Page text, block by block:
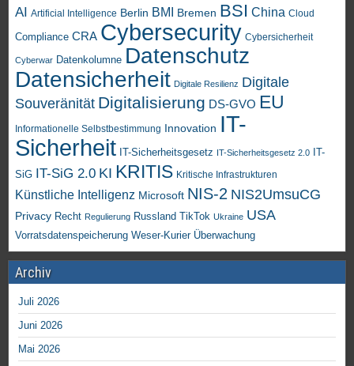
AI Artificial Intelligence Berlin BMI Bremen BSI China Cloud
Compliance CRA Cybersecurity Cybersicherheit
Cyberwar Datenkolumne Datenschutz
Datensicherheit Digitale Resilienz Digitale
Souveränität Digitalisierung DS-GVO EU
Informationelle Selbstbestimmung Innovation IT-
Sicherheit IT-Sicherheitsgesetz IT-Sicherheitsgesetz 2.0
IT-
SiG IT-SiG 2.0 KI KRITIS Kritische Infrastrukturen
Künstliche Intelligenz Microsoft NIS-2 NIS2UmsuCG
Privacy Recht Regulierung Russland TikTok Ukraine USA
Vorratsdatenspeicherung Weser-Kurier Überwachung
Archiv
Juli 2026
Juni 2026
Mai 2026